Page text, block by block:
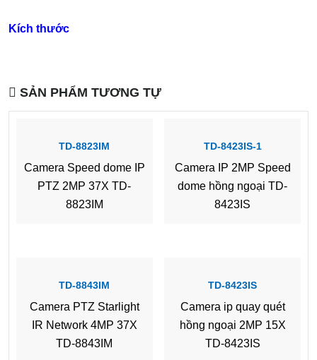
Kích thước
SẢN PHẨM TƯƠNG TỰ
TD-8823IM
Camera Speed dome IP
PTZ 2MP 37X TD-
8823IM
TD-8423IS-1
Camera IP 2MP Speed
dome hồng ngoại TD-
8423IS
TD-8843IM
Camera PTZ Starlight
IR Network 4MP 37X
TD-8843IM
TD-8423IS
Camera ip quay quét
hồng ngoại 2MP 15X
TD-8423IS